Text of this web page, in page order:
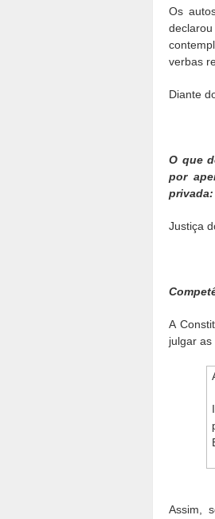
Os
verbas
Diante
O que
por
Justiça
A
julgar
Assim,